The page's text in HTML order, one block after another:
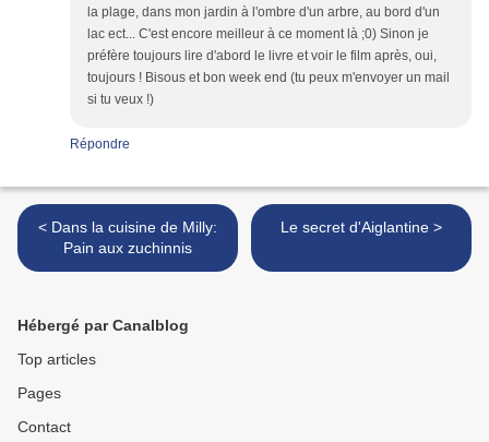
la plage, dans mon jardin à l'ombre d'un arbre, au bord d'un
lac ect... C'est encore meilleur à ce moment là ;0) Sinon je
préfère toujours lire d'abord le livre et voir le film après, oui,
toujours ! Bisous et bon week end (tu peux m'envoyer un mail
si tu veux !)
Répondre
< Dans la cuisine de Milly:
Pain aux zuchinnis
Le secret d'Aiglantine >
Hébergé par Canalblog
Top articles
Pages
Contact